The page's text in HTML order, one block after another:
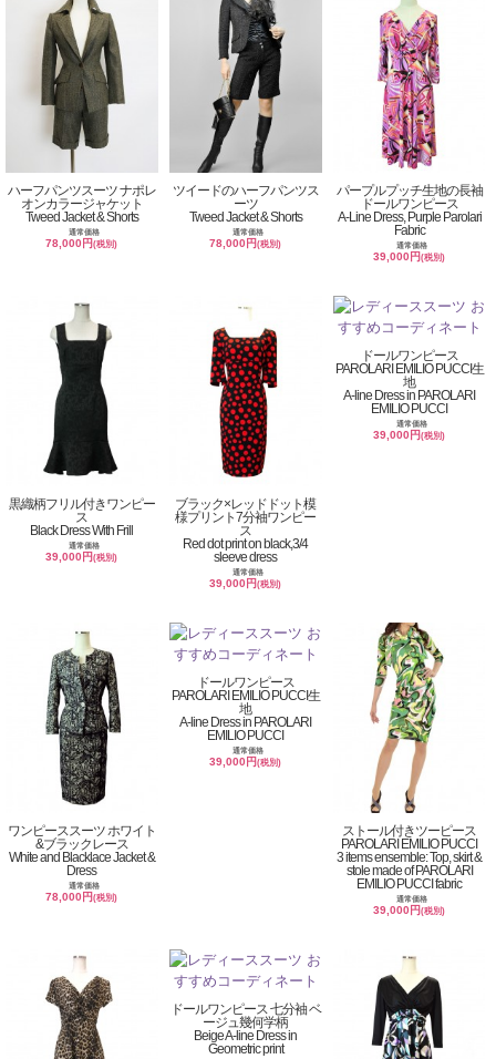
ハーフパンツスーツ ナポレ
オンカラージャケット
Tweed Jacket & Shorts
通常価格
78,000円(税別)
ツイードのハーフパンツス
ーツ
Tweed Jacket & Shorts
通常価格
78,000円(税別)
パープルプッチ生地の長袖
ドールワンピース
A-Line Dress, Purple Parolari
Fabric
通常価格
39,000円(税別)
黒織柄フリル付きワンピー
ス
Black Dress With Frill
通常価格
39,000円(税別)
ブラック×レッドドット模
様プリント7分袖ワンピー
ス
Red dot print on black,3/4
sleeve dress
通常価格
39,000円(税別)
ドールワンピース
PAROLARI EMILIO PUCCI生
地
A-line Dress in PAROLARI
EMILIO PUCCI
通常価格
39,000円(税別)
ワンピーススーツ ホワイト
&ブラックレース
White and Blacklace Jacket &
Dress
通常価格
78,000円(税別)
ドールワンピース
PAROLARI EMILIO PUCCI生
地
A-line Dress in PAROLARI
EMILIO PUCCI
通常価格
39,000円(税別)
ストール付きツーピース
PAROLARI EMILIO PUCCI
3 items ensemble: Top, skirt &
stole made of PAROLARI
EMILIO PUCCI fabric
通常価格
39,000円(税別)
ドールワンピース 七分袖 ベ
ージュ幾何学柄
Beige A-line Dress in
Geometric print